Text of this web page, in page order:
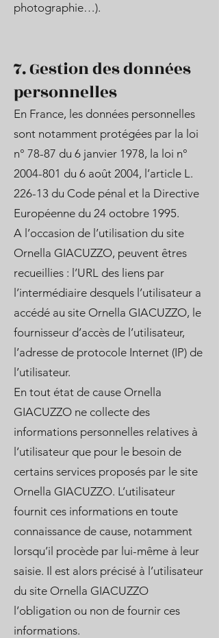
photographie…).
7. Gestion des données
personnelles
En France, les données personnelles
sont notamment protégées par la loi
n° 78-87 du 6 janvier 1978, la loi n°
2004-801 du 6 août 2004, l’article L.
226-13 du Code pénal et la Directive
Européenne du 24 octobre 1995.
A l’occasion de l’utilisation du site
Ornella GIACUZZO, peuvent êtres
recueillies : l’URL des liens par
l’intermédiaire desquels l’utilisateur a
accédé au site Ornella GIACUZZO, le
fournisseur d’accès de l’utilisateur,
l’adresse de protocole Internet (IP) de
l’utilisateur.
En tout état de cause Ornella
GIACUZZO ne collecte des
informations personnelles relatives à
l’utilisateur que pour le besoin de
certains services proposés par le site
Ornella GIACUZZO. L’utilisateur
fournit ces informations en toute
connaissance de cause, notamment
lorsqu’il procède par lui-même à leur
saisie. Il est alors précisé à l’utilisateur
du site Ornella GIACUZZO
l’obligation ou non de fournir ces
informations.